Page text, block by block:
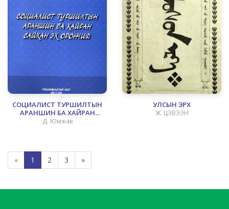
СОЦИАЛИСТ ТУРШИЛТЫН
АРАНШИН БА ХАЙРАН
САЙХАН ЭХ ОРОНЧИД
Д. Юмжав
УЛСЫН ЭРХ
Ж. ЦЭВЭЭН
« 1 2 3 »